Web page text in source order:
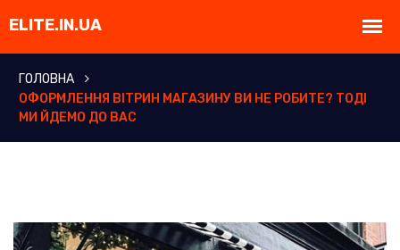
ГОЛОВНА
ОФОРМЛЕННЯ ВІТРИН МАГАЗИНУ ВИ НЕ РОБИТЕ? ТОДІ
МИ ЙДЕМО ДО ВАС